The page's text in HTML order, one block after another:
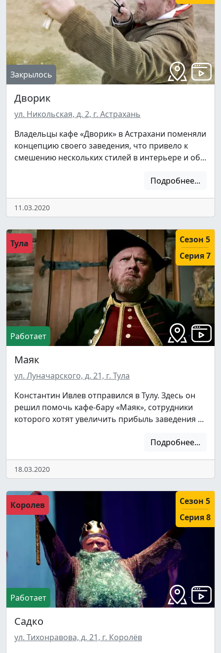
Закрылось
Дворик
ул. Никольская, д. 2, г. Астрахань
Владельцы кафе «Дворик» в Астрахани поменяли
концепцию своего заведения, что привело к
смешению нескольких стилей в интерьере и об...
Подробнее...
11.03.2020
Тула
Сезон 5
Серия 7
Работает
Маяк
ул. Луначарского, д. 21, г. Тула
Константин Ивлев отправился в Тулу. Здесь он
решил помочь кафе-бару «Маяк», сотрудники
которого хотят увеличить прибыль заведения ...
Подробнее...
18.03.2020
Королев
Сезон 5
Серия 8
Работает
Садко
ул. Тихонравова, д. 21, г. Королёв
Нас уже 5400